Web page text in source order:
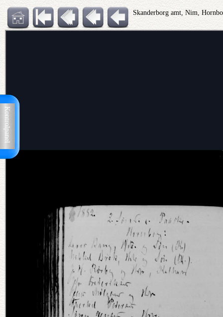
Kontrolpanel
Skanderborg amt, Nim,